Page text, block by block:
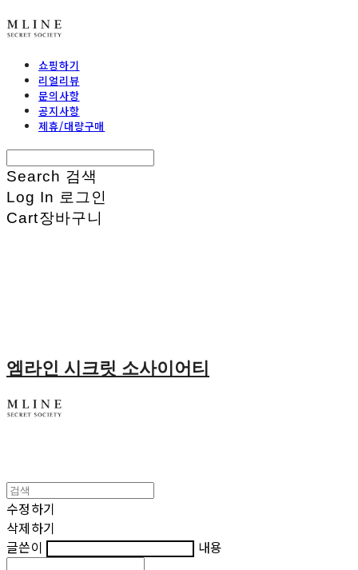
쇼핑하기
리얼리뷰
문의사항
공지사항
제휴/대량구매
Search 검색
Log In 로그인
Cart장바구니
엠라인 시크릿 소사이어티
수정하기
삭제하기
글쓴이
내용